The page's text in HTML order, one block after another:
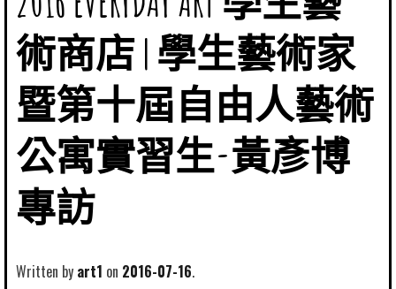
術商店 | 學生藝術家
暨第十屆自由人藝術
公寓實習生-黃彥博
專訪
Written by art1 2016-07-16